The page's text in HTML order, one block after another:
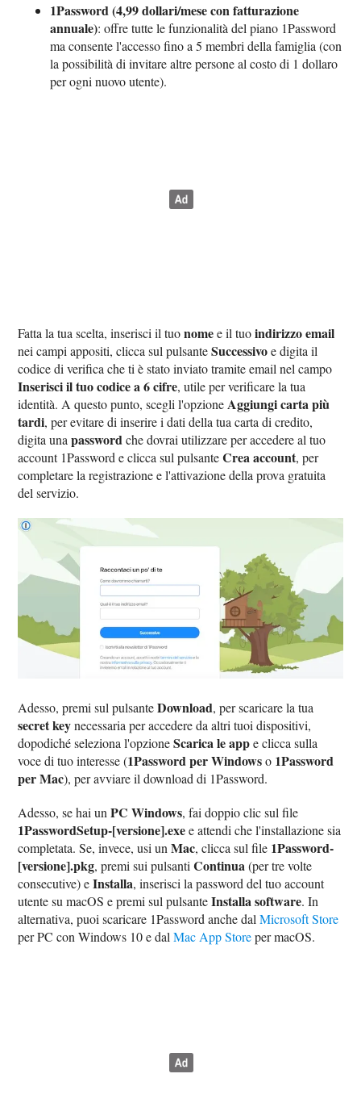
1Password (4,99 dollari/mese con fatturazione
annuale): offre tutte le funzionalità del piano 1Password
ma consente l'accesso fino a 5 membri della famiglia (con
la possibilità di invitare altre persone al costo di 1 dollaro
per ogni nuovo utente).
Fatta la tua scelta, inserisci il tuonomee il tuoindirizzo email
nei campi appositi, clicca sul pulsanteSuccessivoe digita il
codice di verifica che ti è stato inviato tramite email nel campo
Inserisci il tuo codice a 6 cifre, utile per verificare la tua
identità. A questo punto, scegli l'opzioneAggiungi carta più
tardi, per evitare di inserire i dati della tua carta di credito,
digita unapasswordche dovrai utilizzare per accedere al tuo
account 1Password e clicca sul pulsanteCrea account, per
completare la registrazione e l'attivazione della prova gratuita
del servizio.
Adesso, premi sul pulsanteDownload, per scaricare la tua
secret keynecessaria per accedere da altri tuoi dispositivi,
dopodiché seleziona l'opzioneScarica le appe clicca sulla
voce di tuo interesse (1Password per Windowso 1Password
per Mac), per avviare il download di 1Password.
Adesso, se hai unPC Windows, fai doppio clic sul file
1PasswordSetup-[versione].exee attendi che l'installazione sia
completata. Se, invece, usi unMac, clicca sul file 1Password-
[versione].pkg, premi sui pulsantiContinua(per tre volte
consecutive) eInstalla, inserisci la password del tuo account
utente su macOS e premi sul pulsanteInstalla software. In
alternativa, puoi scaricare 1Password anche dalMicrosoft Store
per PC con Windows 10 e dalMac App Storeper macOS.